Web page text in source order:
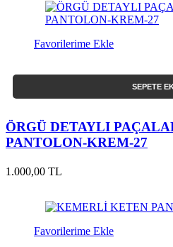
Favorilerime Ekle
SEPETE
ÖRGÜ DETAYLI
PANTOLON-KREM-27
1.000,00 TL
Favorilerime Ekle